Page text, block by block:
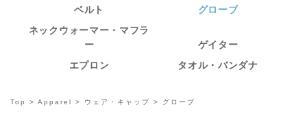
ベルト
グローブ
ネックウォーマー・マフラ
ー
ゲイター
エプロン
タオル・バンダナ
Top > Apparel > ウェア・キャップ > グローブ